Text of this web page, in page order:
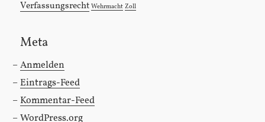
Verfassungsrecht Wehrmacht Zoll
Meta
Anmelden
Eintrags-Feed
Kommentar-Feed
WordPress.org